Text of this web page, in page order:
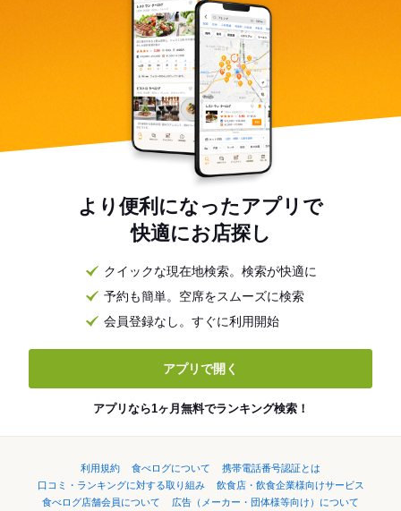
より便利になったアプリで
快適にお店探し
クイックな現在地検索。検索が快適に
予約も簡単。空席をスムーズに検索
会員登録なし。すぐに利用開始
アプリで開く
アプリなら1ヶ月無料でランキング検索！
利用規約 食べログについて
携帯電話番号認証とは
口コミ・ランキングに対する取り組み
飲食店・飲食企業様向けサービス
食べログ店舗会員について
広告（メーカー・団体様等向け）について